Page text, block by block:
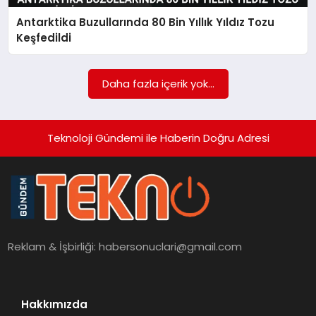
SAĞLIK
YAŞAM
Antarktika Buzullarında 80 Bin Yıllık Yıldız Tozu
Keşfedildi
Daha fazla içerik yok...
Teknoloji Gündemi ile Haberin Doğru Adresi
Reklam & İşbirliği:habersonuclari@gmail.com
Hakkımızda